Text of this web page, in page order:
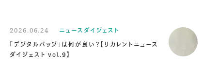
2026.06.24
ニュースダイジェスト
「デジタルバッジ」は何が良い？【リカレントニュース
ダイジェスト vol.9】